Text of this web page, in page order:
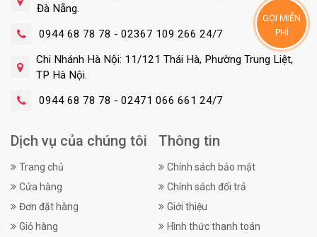
Đà Nẵng.
0944 68 78 78 - 02367 109 266 24/7
Chi Nhánh Hà Nội: 11/121 Thái Hà, Phường Trung Liệt,
TP Hà Nội.
0944 68 78 78 - 02471 066 661 24/7
Dịch vụ của chúng tôi
Trang chủ
Cửa hàng
Đơn đặt hàng
Giỏ hàng
Thông tin
Chính sách bảo mật
Chính sách đổi trả
Giới thiệu
Hình thức thanh toán
GỌI MIỄN
PHÍ